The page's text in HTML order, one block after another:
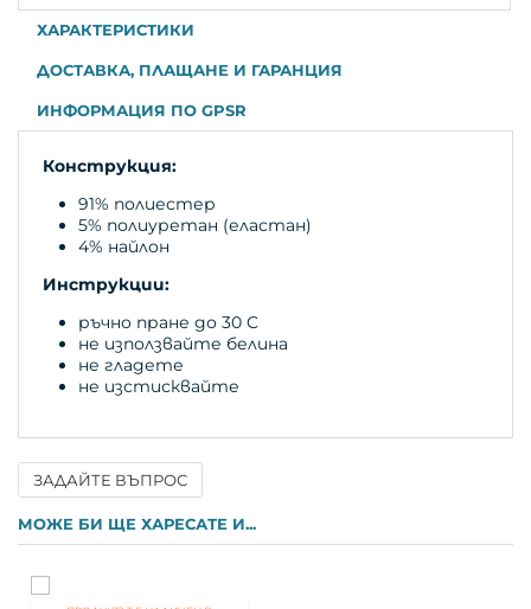
ХАРАКТЕРИСТИКИ
ДОСТАВКА, ПЛАЩАНЕ И ГАРАНЦИЯ
ИНФОРМАЦИЯ ПО GPSR
Конструкция:
91% полиестер
5% полиуретан (еластан)
4% найлон
Инструкции:
ръчно пране до 30 C
не използвайте белина
не гладете
не изстисквайте
ЗАДАЙТЕ ВЪПРОС
Име
Имейл
МОЖЕ БИ ЩЕ ХАРЕСАТЕ И...